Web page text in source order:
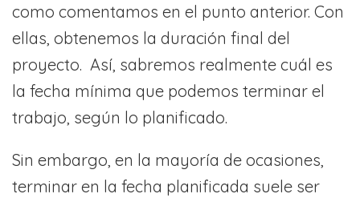
como comentamos en el punto anterior. Con
ellas, obtenemos la duración final del
proyecto. Así, sabremos realmente cuál es
la fecha mínima que podemos terminar el
trabajo, según lo planificado.
Sin embargo, en la mayoría de ocasiones,
terminar en la fecha planificada suele ser